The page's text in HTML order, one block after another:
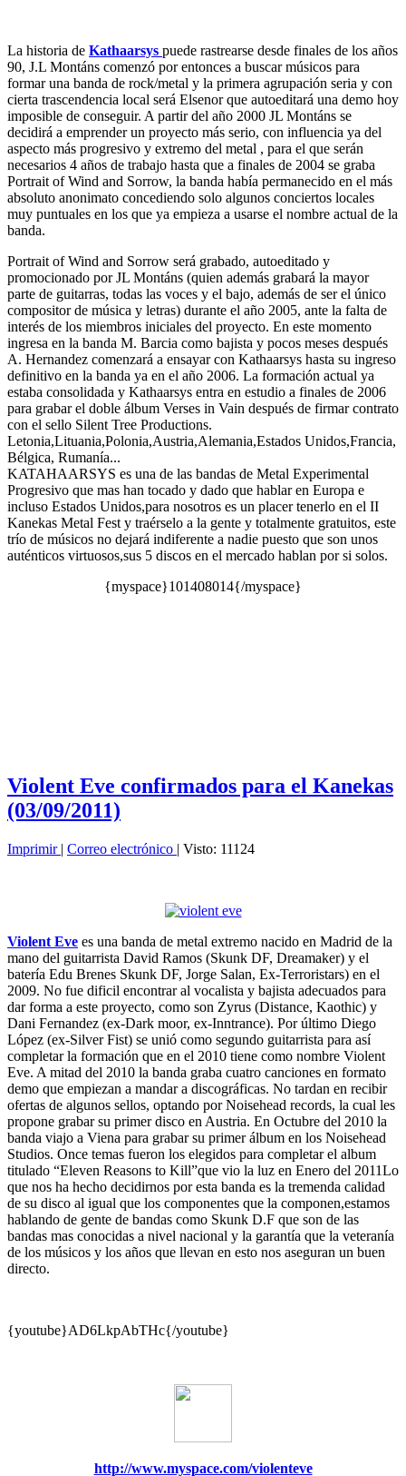
La historia de Kathaarsys puede rastrearse desde finales de los años
90, J.L Montáns comenzó por entonces a buscar músicos para
formar una banda de rock/metal y la primera agrupación seria y con
cierta trascendencia local será Elsenor que autoeditará una demo hoy
imposible de conseguir. A partir del año 2000 JL Montáns se
decidirá a emprender un proyecto más serio, con influencia ya del
aspecto más progresivo y extremo del metal , para el que serán
necesarios 4 años de trabajo hasta que a finales de 2004 se graba
Portrait of Wind and Sorrow, la banda había permanecido en el más
absoluto anonimato concediendo solo algunos conciertos locales
muy puntuales en los que ya empieza a usarse el nombre actual de la
banda.
Portrait of Wind and Sorrow será grabado, autoeditado y
promocionado por JL Montáns (quien además grabará la mayor
parte de guitarras, todas las voces y el bajo, además de ser el único
compositor de música y letras) durante el año 2005, ante la falta de
interés de los miembros iniciales del proyecto. En este momento
ingresa en la banda M. Barcia como bajista y pocos meses después
A. Hernandez comenzará a ensayar con Kathaarsys hasta su ingreso
definitivo en la banda ya en el año 2006. La formación actual ya
estaba consolidada y Kathaarsys entra en estudio a finales de 2006
para grabar el doble álbum Verses in Vain después de firmar contrato
con el sello Silent Tree Productions.
Letonia,Lituania,Polonia,Austria,Alemania,Estados Unidos,Francia,
Bélgica, Rumanía...
KATAHAARSYS es una de las bandas de Metal Experimental
Progresivo que mas han tocado y dado que hablar en Europa e
incluso Estados Unidos,para nosotros es un placer tenerlo en el II
Kanekas Metal Fest y traérselo a la gente y totalmente gratuitos, este
trío de músicos no dejará indiferente a nadie puesto que son unos
auténticos virtuosos,sus 5 discos en el mercado hablan por si solos.
{myspace}101408014{/myspace}
Violent Eve confirmados para el Kanekas
(03/09/2011)
Imprimir | Correo electrónico | Visto: 11124
Violent Eve es una banda de metal extremo nacido en Madrid de la
mano del guitarrista David Ramos (Skunk DF, Dreamaker) y el
batería Edu Brenes Skunk DF, Jorge Salan, Ex-Terroristars) en el
2009. No fue dificil encontrar al vocalista y bajista adecuados para
dar forma a este proyecto, como son Zyrus (Distance, Kaothic) y
Dani Fernandez (ex-Dark moor, ex-Inntrance). Por último Diego
López (ex-Silver Fist) se unió como segundo guitarrista para así
completar la formación que en el 2010 tiene como nombre Violent
Eve. A mitad del 2010 la banda graba cuatro canciones en formato
demo que empiezan a mandar a discográficas. No tardan en recibir
ofertas de algunos sellos, optando por Noisehead records, la cual les
propone grabar su primer disco en Austria. En Octubre del 2010 la
banda viajo a Viena para grabar su primer álbum en los Noisehead
Studios. Once temas fueron los elegidos para completar el album
titulado “Eleven Reasons to Kill”que vio la luz en Enero del 2011Lo
que nos ha hecho decidirnos por esta banda es la tremenda calidad
de su disco al igual que los componentes que la componen,estamos
hablando de gente de bandas como Skunk D.F que son de las
bandas mas conocidas a nivel nacional y la garantía que la veteranía
de los músicos y los años que llevan en esto nos aseguran un buen
directo.
{youtube}AD6LkpAbTHc{/youtube}
http://www.myspace.com/violenteve